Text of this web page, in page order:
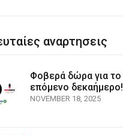
αναρτησεις
Φοβερά δώρα για το
επόμενο δεκαήμερο!
NOVEMBER 18, 2025